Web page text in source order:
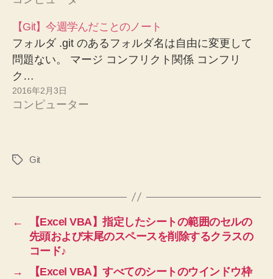
【Git】今週学んだことのノート
フォルダ .git のあるフォルダ名は自由に変更して
問題ない。 マージ コンフリクト関係 コンフリ
ク…
2016年2月3日
コンピューター
タ
Git
←
【Excel VBA】指定したシートの範囲のセルの
先頭および末尾のスペースを削除するクラスの
コード♪
→
【Excel VBA】すべてのシートのウインドウ枠